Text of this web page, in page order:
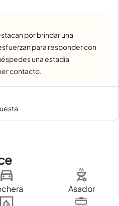
por brindar una
para responder con
una estadía
contacto.
Asador